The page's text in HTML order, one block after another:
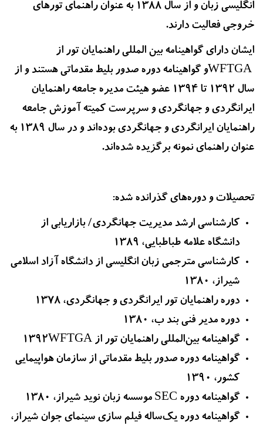
انگلیسی زبان و از سال 1388 به عنوان راهنمای تورهای
خروجی فعالیت دارند.
ایشان دارای گواهینامه بین المللی راهنمایان تور از
WFTGAو گواهینامه دوره صدور بلیط مقدماتی هستند و از
سال 1392 تا 1394 عضو هیئت مدیره جامعه راهنمایان
ایرانگردی و جهانگردی و سرپرست کمیته آموزش جامعه
راهنمایان ایرانگردی و جهانگردی بوده‌اند و در سال 1389 به
عنوان راهنمای نمونه برگزیده شده‌اند.
تحصیلات و دوره‌های گذرانده شده:
کارشناسی ارشد مدیریت جهانگردی/ بازاریابی از
دانشگاه علامه طباطبایی، 1389
کارشناسی مترجمی زبان انگلیسی از دانشگاه آزاد اسلامی
شیراز، 1380
دوره راهنمایان تور ایرانگردی و جهانگردی، 1378
دوره مدیر فنی بند ب، 1380
گواهینامه بین‌المللی راهنمایان تور از 1392WFTGA
گواهینامه دوره صدور بلیط مقدماتی از سازمان هواپیمایی
کشور، 1390
گواهینامه دوره SEC موسسه زبان نوید شیراز، 1380
گواهینامه دوره یک‌ساله فیلم سازی سینمای جوان شیراز،